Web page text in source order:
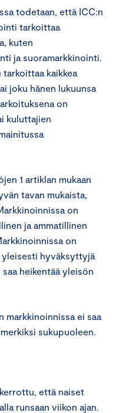
todetaan, että ICC:n
tarkoittaa
kuten
ja suoramarkkinointi.
kaikkea
joku hänen lukuunsa
on
kuluttajien
1 artiklan mukaan
tavan mukaista,
on
ja ammatillinen
on
yleisesti hyväksyttyjä
heikentää yleisön
markkinoinnissa ei saa
sukupuoleen.
että naiset
runsaan viikon ajan.